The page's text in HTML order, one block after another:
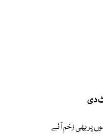
دی
پر بھی زخم آئے